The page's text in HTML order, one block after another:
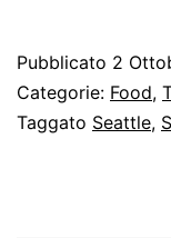
Pubblicato 2
Categorie: Food,
Taggato Seattle,